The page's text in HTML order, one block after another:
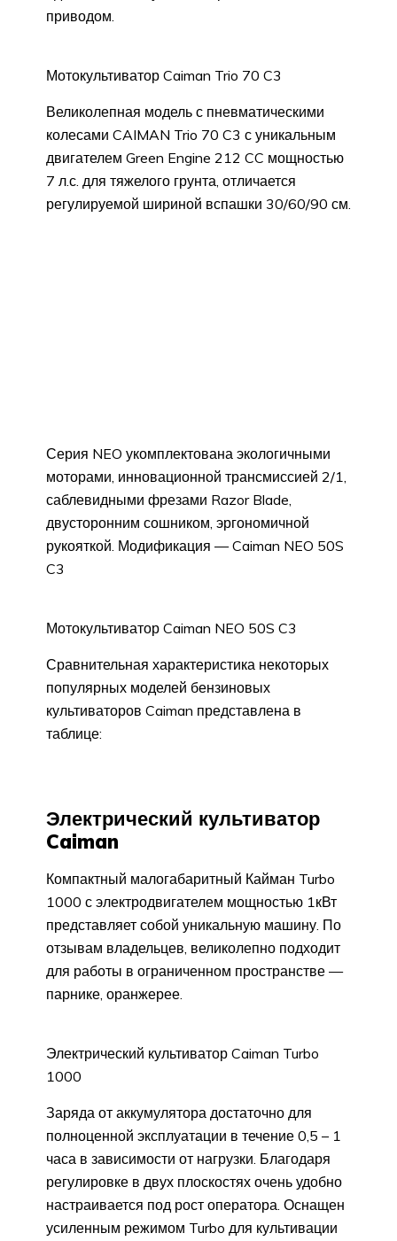
приводом.
Мотокультиватор Caiman Trio 70 C3
Великолепная модель с пневматическими
колесами CAIMAN Trio 70 C3 с уникальным
двигателем Green Engine 212 CC мощностью
7 л.с. для тяжелого грунта, отличается
регулируемой шириной вспашки 30/60/90 см.
Серия NEO укомплектована экологичными
моторами, инновационной трансмиссией 2/1,
саблевидными фрезами Razor Blade,
двусторонним сошником, эргономичной
рукояткой. Модификация — Caiman NEO 50S
C3
Мотокультиватор Caiman NEO 50S C3
Сравнительная характеристика некоторых
популярных моделей бензиновых
культиваторов Caiman представлена в
таблице:
Электрический культиватор
Caiman
Компактный малогабаритный Кайман Turbo
1000 с электродвигателем мощностью 1кВт
представляет собой уникальную машину. По
отзывам владельцев, великолепно подходит
для работы в ограниченном пространстве —
парнике, оранжерее.
Электрический культиватор Caiman Turbo
1000
Заряда от аккумулятора достаточно для
полноценной эксплуатации в течение 0,5 – 1
часа в зависимости от нагрузки. Благодаря
регулировке в двух плоскостях очень удобно
настраивается под рост оператора. Оснащен
усиленным режимом Turbo для культивации